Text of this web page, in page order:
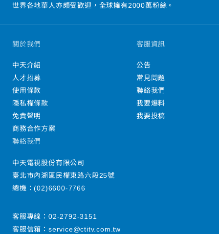
世界各地華人亦頗受歡迎，全球擁有2000萬粉絲。
關於我們
中天介紹
人才招募
使用條款
隱私權條款
免責聲明
商務合作方案
客服資訊
公告
常見問題
聯絡我們
我要爆料
我要投稿
聯絡我們
中天電視股份有限公司
臺北市內湖區民權東路六段25號
總機：(02)6600-7766
客服專線： 02-2792-3151
客服信箱： service@ctitv.com.tw